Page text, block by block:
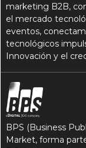
marketing B2B,
el mercado
eventos,
tecnológicos
Innovación y el
BPS (Business
Market, forma